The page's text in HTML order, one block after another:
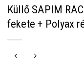
Küllő SAPIM
fekete + Polyax